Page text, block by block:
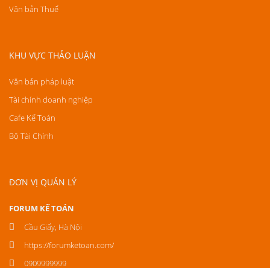
Văn bản Thuế
KHU VỰC THẢO LUẬN
Văn bản pháp luật
Tài chính doanh nghiệp
Cafe Kế Toán
Bộ Tài Chính
ĐƠN VỊ QUẢN LÝ
FORUM KẾ TOÁN
Cầu Giấy, Hà Nội
https://forumketoan.com/
0909999999